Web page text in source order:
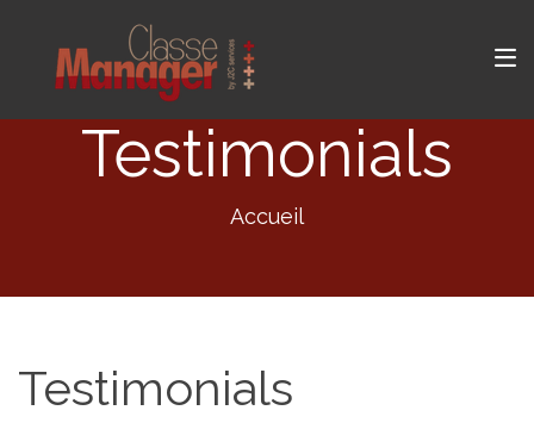
Testimonials
Accueil
Testimonials